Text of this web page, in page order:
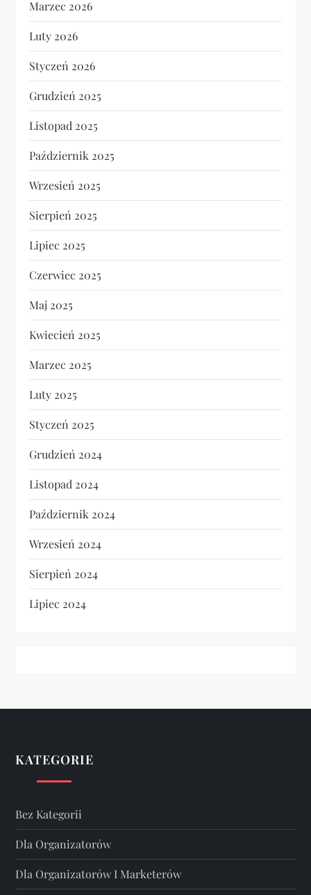
Marzec 2026
Luty 2026
Styczeń 2026
Grudzień 2025
Listopad 2025
Październik 2025
Wrzesień 2025
Sierpień 2025
Lipiec 2025
Czerwiec 2025
Maj 2025
Kwiecień 2025
Marzec 2025
Luty 2025
Styczeń 2025
Grudzień 2024
Listopad 2024
Październik 2024
Wrzesień 2024
Sierpień 2024
Lipiec 2024
KATEGORIE
Bez Kategorii
Dla Organizatorów
Dla Organizatorów I Marketerów